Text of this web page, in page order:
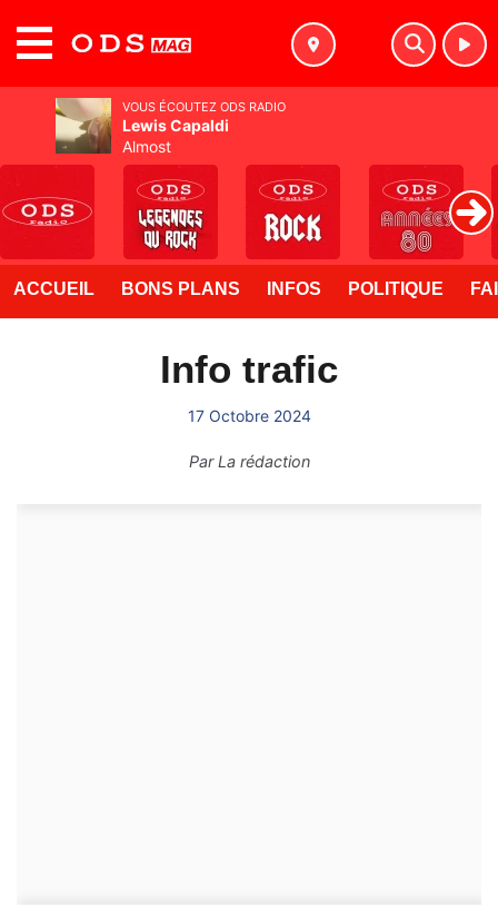
ACCUEIL BONS PLANS INFOS POLITIQUE
Info trafic
17 Octobre 2024
ParLa rédaction
VOUS ÉCOUTEZ ODS RADIO
Lewis Capaldi
Almost